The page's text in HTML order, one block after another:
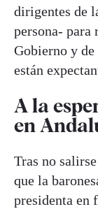
dirigentes de
persona- para
Gobierno y
están
A la
en
Tras no
que la
presidenta en